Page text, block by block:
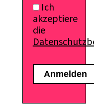
Ich
akzeptiere
die